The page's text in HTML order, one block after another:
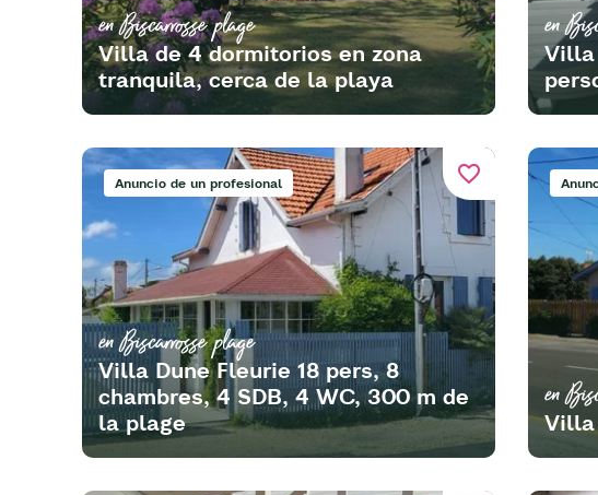
en Biscarrosse plage
Villa de 4 dormitorios en zona
tranquila, cerca de la playa
en
Villa
favorite_border
Anuncio de un profesional
en Biscarrosse plage
Villa Dune Fleurie 18 pers, 8
chambres, 4 SDB, 4 WC, 300 m de
la plage
en
Villa